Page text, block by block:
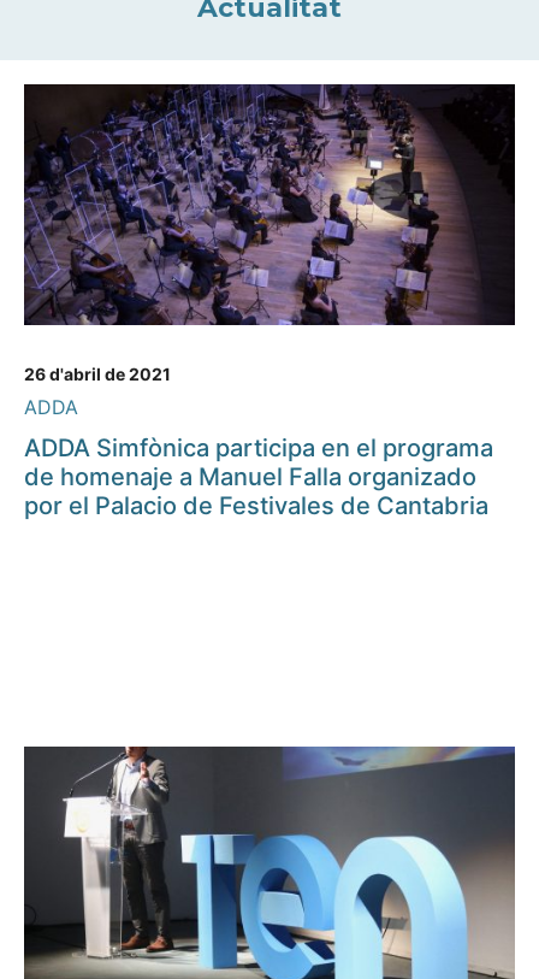
Actualitat
26 d'abril de 2021
ADDA
ADDA Simfònica participa en el programa
de homenaje a Manuel Falla organizado
por el Palacio de Festivales de Cantabria